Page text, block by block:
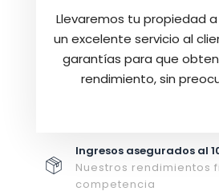
Llevaremos tu propiedad
un excelente servicio al
garantías para que
rendimiento, sin
Ingresos asegurados al
Nuestros rendimientos
competencia